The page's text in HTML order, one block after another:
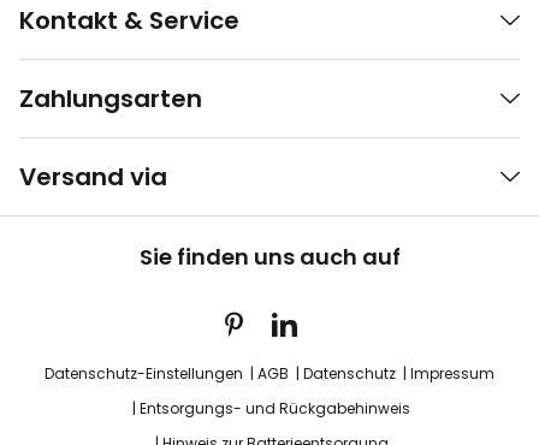
Kontakt & Service
Zahlungsarten
Versand via
Sie finden uns auch auf
Datenschutz-Einstellungen AGB Datenschutz
Impressum
Entsorgungs- und Rückgabehinweis